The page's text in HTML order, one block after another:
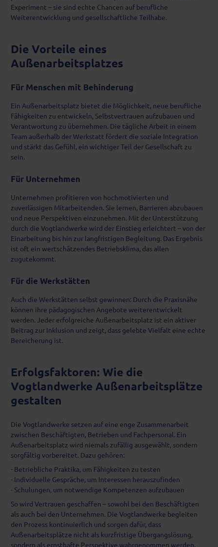
Experiment – sie sind echte Chancen auf berufliche
Weiterentwicklung und gesellschaftliche Teilhabe.
Die Vorteile eines
Außenarbeitsplatzes
Für Menschen mit Behinderung
Ein Außenarbeitsplatz bietet die Möglichkeit, neue berufliche
Fähigkeiten zu entwickeln, Selbstvertrauen aufzubauen und
Verantwortung zu übernehmen. Die tägliche Arbeit in einem
Team außerhalb der Werkstatt fördert die soziale Integration
und stärkt das Gefühl, ein wichtiger Teil der Gesellschaft zu
sein.
Für Unternehmen
Unternehmen profitieren von hochmotivierten und
zuverlässigen Mitarbeitenden. Sie lernen, Barrieren abzubauen
und neue Perspektiven einzunehmen. Mit der Unterstützung
durch die Vogtlandwerke wird der Einstieg erleichtert – von der
Einarbeitung bis hin zur langfristigen Begleitung. Das Ergebnis
ist oft ein wertschätzendes Betriebsklima, das allen
zugutekommt.
Für die Werkstätten
Auch die Werkstätten selbst gewinnen: Durch die Praxisnähe
können ihre pädagogischen Angebote weiterentwickelt
werden. Jeder erfolgreiche Außenarbeitsplatz ist ein aktiver
Beitrag zur Inklusion und zeigt, dass gelebte Vielfalt eine echte
Bereicherung ist.
Erfolgsfaktoren: Wie die
Vogtlandwerke Außenarbeitsplätze
gestalten
Die Vogtlandwerke setzen auf eine enge Zusammenarbeit
zwischen Beschäftigten, Betrieben und Fachpersonal. Ein
Außenarbeitsplatz wird niemals zufällig ausgewählt, sondern
sorgfältig vorbereitet. Dazu gehören:
- Betriebliche Praktika, um Fähigkeiten zu testen
- Individuelle Gespräche, um Interessen herauszufinden
- Schulungen, um notwendige Kompetenzen aufzubauen
So wird Vertrauen geschaffen – sowohl bei den Beschäftigten
als auch bei den Unternehmen. Die Vogtlandwerke begleiten
den Prozess kontinuierlich und sorgen dafür, dass
Außenarbeitsplätze nicht als kurzfristige Übergangslösung,
sondern als ernsthafte Perspektive wahrgenommen werden.